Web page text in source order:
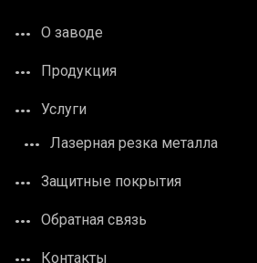
О заводе
Продукция
Услуги
Лазерная резка металла
Защитные покрытия
Обратная связь
Контакты